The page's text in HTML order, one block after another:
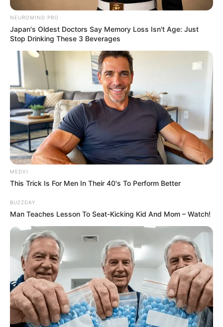
NEUROMIND PRO
Japan's Oldest Doctors Say Memory Loss Isn't Age: Just
Stop Drinking These 3 Beverages
MEDVI
This Trick Is For Men In Their 40's To Perform Better
BUZZDAY
Man Teaches Lesson To Seat-Kicking Kid And Mom – Watch!